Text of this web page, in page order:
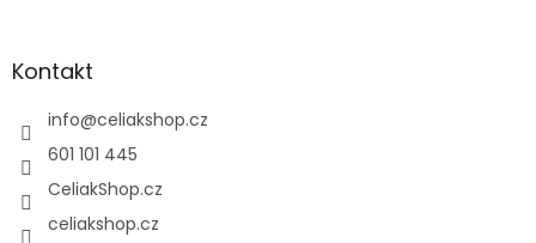
Kontakt
info@celiakshop.cz
601 101 445
CeliakShop.cz
celiakshop.cz